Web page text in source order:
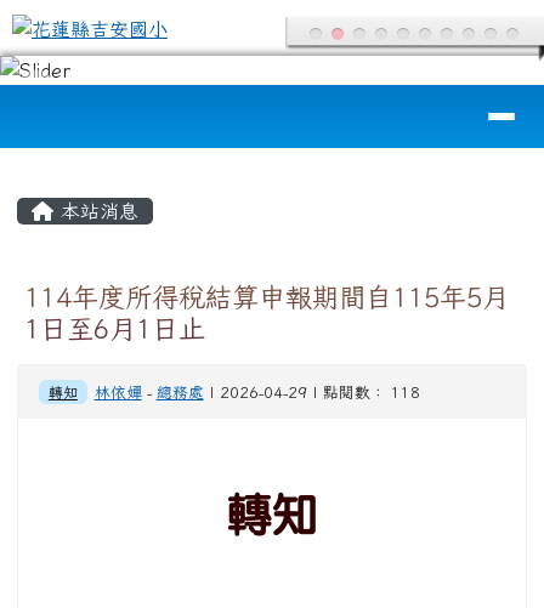
跳至主內容區
花蓮縣吉安國小
本站消息
114年度所得稅結算申報期間自115年5月
1日至6月1日止
轉知 林依嬋- 總務處 | 2026-04-29 | 點閱數： 118
轉知